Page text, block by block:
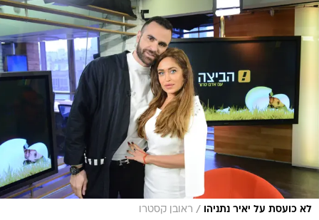
לא כועסת על יאיר נתניהו / ראובן קסטרו